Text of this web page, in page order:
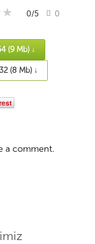
0/5 0
(9 Mb) ↓
(8 Mb) ↓
a comment.